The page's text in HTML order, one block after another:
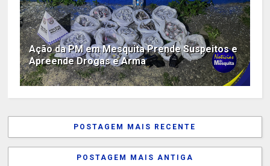
Ação da PM em Mesquita Prende Suspeitos e
Apreende Drogas e Arma
POSTAGEM MAIS RECENTE
POSTAGEM MAIS ANTIGA